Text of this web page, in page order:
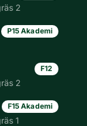
2
P15 Akademi
F12
2
F15 Akademi
1